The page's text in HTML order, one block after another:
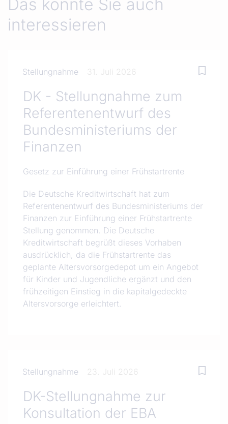
Das könnte Sie auch
interessieren
Stellungnahme 31. Juli 2026
DK - Stellungnahme zum
Referentenentwurf des
Bundesministeriums der
Finanzen
Gesetz zur Einführung einer Frühstartrente
Die Deutsche Kreditwirtschaft hat zum
Referentenentwurf des Bundesministeriums der
Finanzen zur Einführung einer Frühstartrente
Stellung genommen. Die Deutsche
Kreditwirtschaft begrüßt dieses Vorhaben
ausdrücklich, da die Frühstartrente das
geplante Altersvorsorgedepot um ein Angebot
für Kinder und Jugendliche ergänzt und den
frühzeitigen Einstieg in die kapitalgedeckte
Altersvorsorge erleichtert.
Stellungnahme 23. Juli 2026
DK-Stellungnahme zur
Konsultation der EBA